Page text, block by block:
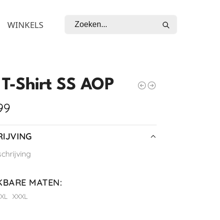
WINKELS
Shirt SS AOP
MATEN:
XXXL